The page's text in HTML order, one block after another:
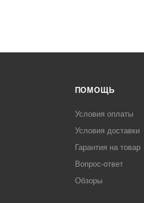
ПОМОЩЬ
Условия оплаты
Условия доставки
Гарантия на товар
Вопрос-ответ
Обзоры